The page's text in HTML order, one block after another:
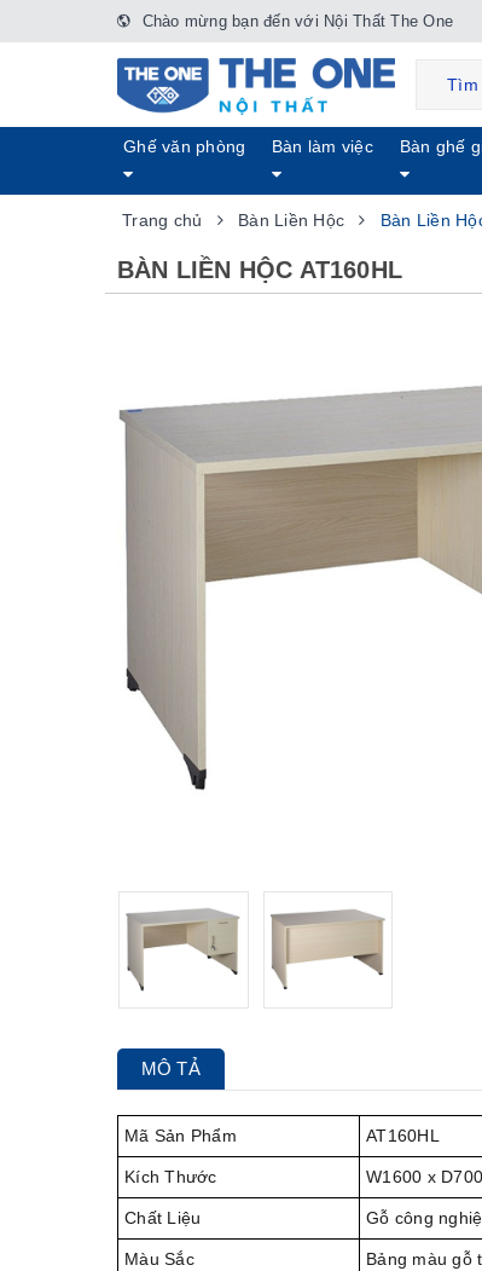
Chào mừng bạn đến với Nội Thất The One
Ghế văn phòng Bàn làm việc Bàn ghế
Trang chủ Bàn Liền Hộc Bàn Liền
BÀN LIỀN HỘC AT160HL
MÔ TẢ
Mã Sản Phẩm AT160HL
Kích Thước W1600 x
Chất Liệu Gỗ công
Màu Sắc Bảng màu gỗ